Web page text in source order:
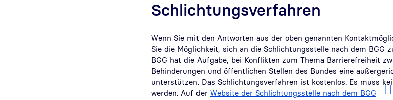
Schlichtungsverfahren
Wenn Sie mit den Antworten aus der oben genannten
Sie die Möglichkeit, sich an die Schlichtungsstelle nach dem BGG
BGG hat die Aufgabe, bei Konflikten zum Thema Barrierefreiheit
Behinderungen und öffentlichen Stellen des Bundes eine
unterstützen. Das Schlichtungsverfahren ist kostenlos. Es muss
werden. Auf der Website der Schlichtungsstelle nach dem BGG